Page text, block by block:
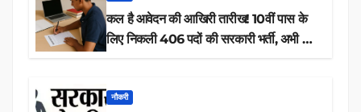
कल है आवेदन की आखिरी तारीख! 10वीं पास के
लिए निकली 406 पदों की सरकारी भर्ती, अभी करें
नौकरी